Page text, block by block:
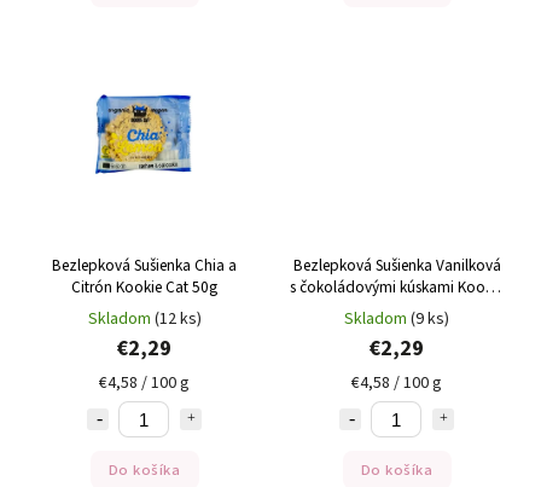
Bezlepková Sušienka Chia a
Citrón Kookie Cat 50g
Skladom (12 ks)
€2,29
€4,58 / 100 g
Do košíka
Bezlepková Sušienka Vanilková
s čokoládovými kúskami Kookie
Cat 50g
Skladom (9 ks)
€2,29
€4,58 / 100 g
Do košíka